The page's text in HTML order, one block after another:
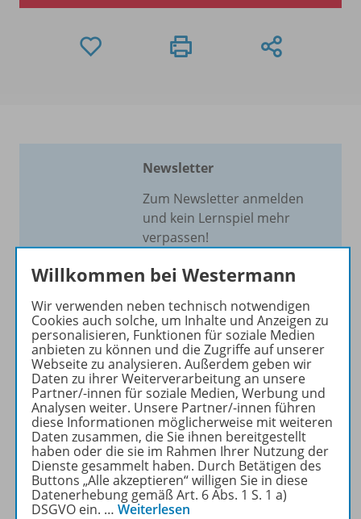
Newsletter
Zum Newsletter anmelden
und kein Lernspiel mehr
verpassen!
Laufenden und erhalten Sie
unserem Förder- und
Fordermaterial direkt in Ihr
Postfach.
JETZT ANMELDEN
Produktinformationen
Willkommen bei Westermann
Wir verwenden neben technisch notwendigen
Cookies auch solche, um Inhalte und Anzeigen zu
personalisieren, Funktionen für soziale Medien
anbieten zu können und die Zugriffe auf unserer
Webseite zu analysieren. Außerdem geben wir
Daten zu ihrer Weiterverarbeitung an unsere
Partner/-innen für soziale Medien, Werbung und
Analysen weiter. Unsere Partner/-innen führen
diese Informationen möglicherweise mit weiteren
Daten zusammen, die Sie ihnen bereitgestellt
haben oder die sie im Rahmen Ihrer Nutzung der
Dienste gesammelt haben. Durch Betätigen des
Buttons „Alle akzeptieren“ willigen Sie in diese
Datenerhebung gemäß Art. 6 Abs. 1 S. 1 a)
DSGVO ein. … Weiterlesen